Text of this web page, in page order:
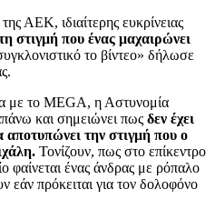
ΑΕΚ, ιδιαίτερης ευκρίνειας
τη στιγμή που ένας μαχαιρώνει
το βίντεο» δήλωσε
με το MEGA, η Αστυνομία
και σημειώνει πως δεν έχει
αποτυπώνει την στιγμή που ο
Τονίζουν, πως στο επίκεντρο
φαίνεται ένας άνδρας με ρόπαλο
εάν πρόκειται για τον δολοφόνο